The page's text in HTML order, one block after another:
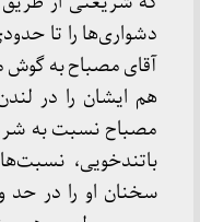
دشواری‌ها را تا
آقای مصباح به
هم ایشان را در
مصباح نسبت به
باتندخویی،
سخنان او را در حد